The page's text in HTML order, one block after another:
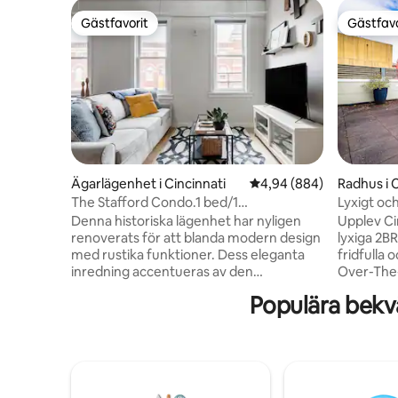
Gästfavorit
Gästfavorit
Ägarlägenhet i Cincinnati 4,94 av 5 i
4,94 (884)
The Stafford Condo.1 bed/1
ba.Unbeatable Location
Denna historiska lägenhet har nyligen
renoverats för att blanda modern design
med rustika funktioner. Dess eleganta
inredning accentueras av den
kvartsbänkskivorna, trägolven och
soffmadrass i huvudvardagsrummet.
Radhus i
Lyxigt
Eldstad
Upplev
lyxiga
fridfulla
Over-
samtidigt
de
Populära